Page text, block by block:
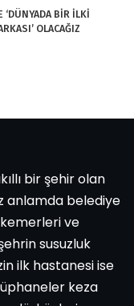
‘DÜNYADA BİR İLKİ
OLACAĞIZ
bir şehir olan
anlamda belediye
kemerleri ve
susuzluk
ilk hastanesi ise
keza